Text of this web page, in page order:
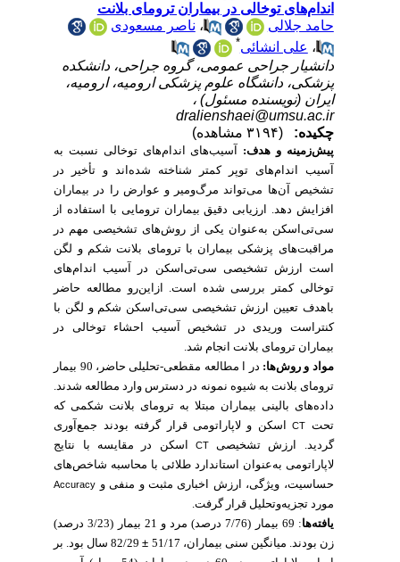
اندام‌های توخالی در بیماران ترومای بلانت
حامد جلالی
،ناصر مسعودی
،علی انشائی
دانشیار جراحی عمومی، گروه جراحی، دانشکده
پزشکی، دانشگاه علوم پزشکی ارومیه، ارومیه،
ایران (نویسنده مسئول) ،
dralienshaei@umsu.ac.ir
چکیده:
پیش‌زمینه و هدف: آسیب‌های اندام‌های توخالی نسبت به
آسیب اندام‌های توپر کمتر شناخته شده‌اند و تأخیر در
تشخیص آن‌ها می‌تواند مرگ‌ومیر و عوارض را در بیماران
افزایش دهد.ارزیابی دقیق بیماران ترومایی با استفاده از
سی‌تی‌اسکن به‌عنوان یکی از روش‌های تشخیصی مهم در
مراقبت‌های پزشکی بیماران با ترومای بلانت شکم و لگن
است ارزش تشخیصی سی‌تی‌اسکن در آسیب اندام‌های
توخالی کمتر بررسی شده است. ازاین‌رو مطالعه حاضر
باهدف تعیین ارزش تشخیصی سی‌تی‌اسکن شکم و لگن با
کنتراست وریدی در تشخیص آسیب احشاء توخالی در
بیماران ترومای بلانت انجام شد.
مواد و روش‌ها:
در ا مطالعه مقطعی-تحلیلی حاضر، 90 بیمار
ترومای بلانت به شیوه نمونه در دسترس وارد مطالعه شدند.
داده‌های بالینی بیماران مبتلا به ترومای بلانت شکمی که
تحتCTاسکن و لاپاراتومی قرار گرفته بودند جمع‌آوری
گردید. ارزش تشخیصی CTاسکن در مقایسه با نتایج
لاپاراتومی به‌عنوان استاندارد طلائی با محاسبه شاخص‌های
حساسیت، ویژگی، ارزش اخباری مثبت و منفی و Accuracy
مورد تجزیه‌وتحلیل قرار گرفت.
یافته‌ها:
69 بیمار (7/76 درصد) مرد و 21 بیمار (3/23 درصد)
زن بودند. میانگین سنی بیماران، 51/17
±82/29 سال بود.
بر